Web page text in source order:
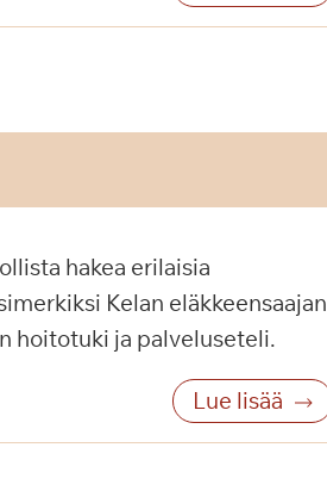
hakea erilaisia
Kelan eläkkeensaajan
hoitotuki ja palveluseteli.
Lue lisää